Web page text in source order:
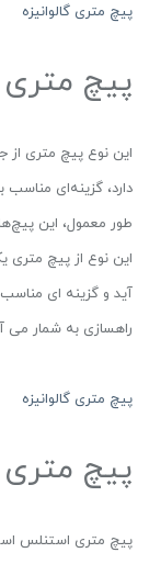
پیچ متری گالوانیزه
پیچ متری
این نوع پیچ متری از
دارد، گزینه‌ای
طور معمول، این
این نوع از پیچ متری
آید و گزینه ای
راهسازی به شمار می
پیچ متری گالوانیزه
پیچ
پیچ متری استنلس